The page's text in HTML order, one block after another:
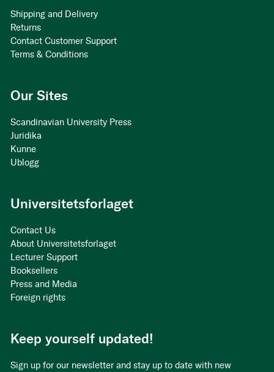
Shipping and Delivery
Returns
Contact Customer Support
Terms & Conditions
Our Sites
Scandinavian University Press
Juridika
Kunne
Ublogg
Universitetsforlaget
Contact Us
About Universitetsforlaget
Lecturer Support
Booksellers
Press and Media
Foreign rights
Keep yourself updated!
Sign up for our newsletter and stay up to date with new